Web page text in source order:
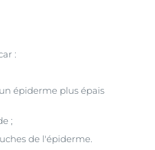
:
épiderme plus épais
;
de l'épiderme.